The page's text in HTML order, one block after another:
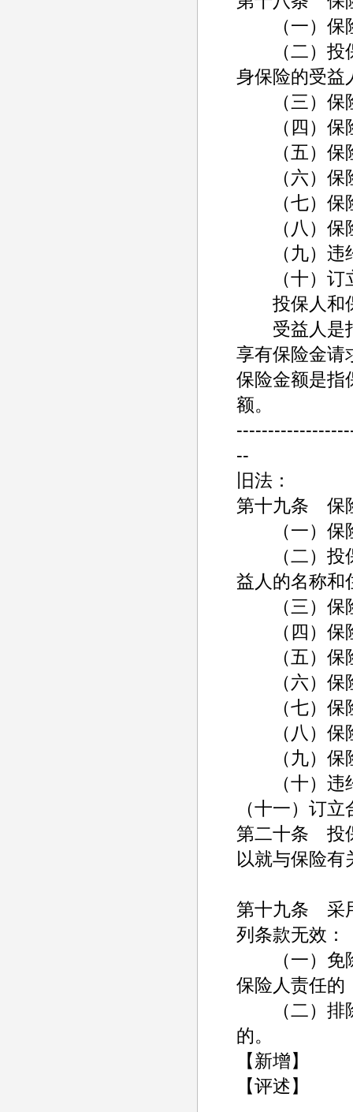
（一）保
（二）投保
身保险的受益
（三）保
（四）保
（五）保险
（六）保
（七）保
（八）保险
（九）违
（十）订立
投保人和保
受益人是指
享有保险金请
保险金额是指
额。
--
旧法：
第十九条 保
（一）保
（二）投保
益人的名称和
（三）保
（四）保
（五）保险
（六）保
（七）保
（八）保
（九）保险
（十）违
（十一）订
第二十条 投
以就与保险
第十九条 采
列条款无效：
（一）免除
保险人责任的
（二）排除
的。
【新增】
【评述】